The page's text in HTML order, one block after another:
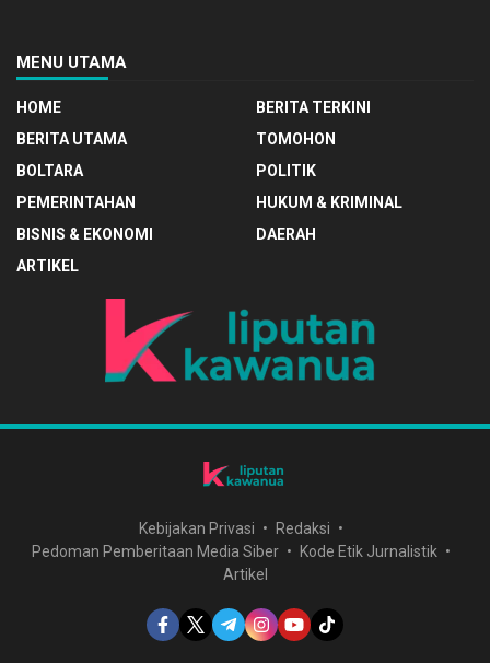
MENU UTAMA
HOME
BERITA TERKINI
BERITA UTAMA
TOMOHON
BOLTARA
POLITIK
PEMERINTAHAN
HUKUM & KRIMINAL
BISNIS & EKONOMI
DAERAH
ARTIKEL
Kebijakan Privasi
Redaksi
Pedoman Pemberitaan Media Siber
Kode Etik Jurnalistik
Artikel